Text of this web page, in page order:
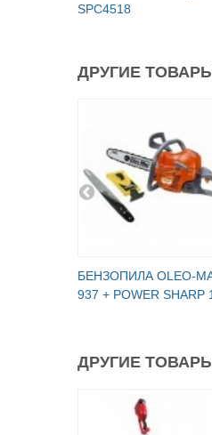
SPC4518
ДРУГИЕ
БЕНЗОПИЛА OLEO-
937 + POWER SHARP
ДРУГИЕ